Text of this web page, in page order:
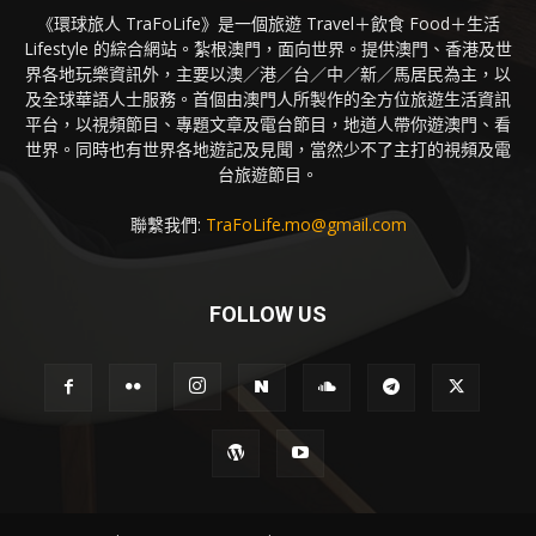
《環球旅人 TraFoLife》是一個旅遊 Travel＋飲食 Food＋生活
Lifestyle 的綜合網站。紮根澳門，面向世界。提供澳門、香港及世
界各地玩樂資訊外，主要以澳／港／台／中／新／馬居民為主，以
及全球華語人士服務。首個由澳門人所製作的全方位旅遊生活資訊
平台，以視頻節目、專題文章及電台節目，地道人帶你遊澳門、看
世界。同時也有世界各地遊記及見聞，當然少不了主打的視頻及電
台旅遊節目。
聯繫我們: TraFoLife.mo@gmail.com
FOLLOW US